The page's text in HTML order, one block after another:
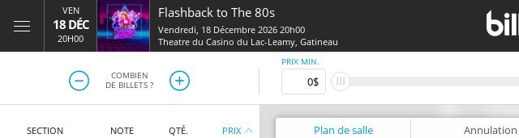
VEN
18 DÉC
20H00
Flashback to The 80s
Vendredi, 18 Décembre 2026 20h00
Theatre du Casino du Lac-Leamy, Gatineau
COMBIEN
DE BILLETS ?
PRIX MIN.
SECTION NOTE QTÉ. PRIX Plan de salle Annulation